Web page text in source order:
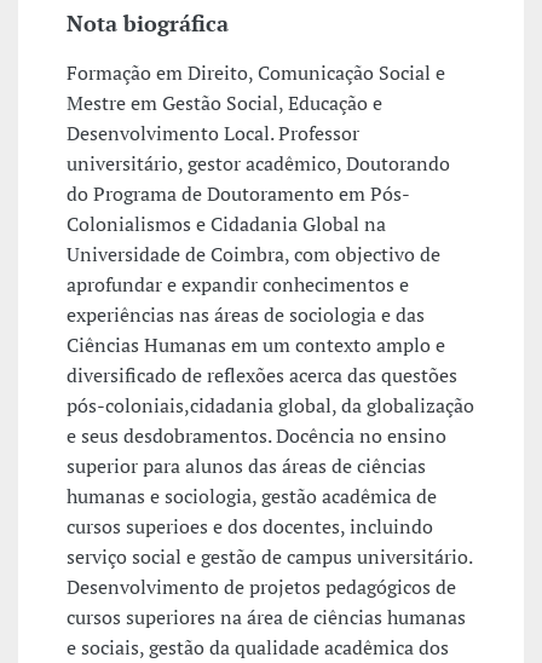
Nota biográfica
Formação em Direito, Comunicação Social e
Mestre em Gestão Social, Educação e
Desenvolvimento Local. Professor
universitário, gestor acadêmico, Doutorando
do Programa de Doutoramento em Pós-
Colonialismos e Cidadania Global na
Universidade de Coimbra, com objectivo de
aprofundar e expandir conhecimentos e
experiências nas áreas de sociologia e das
Ciências Humanas em um contexto amplo e
diversificado de reflexões acerca das questões
pós-coloniais,cidadania global, da globalização
e seus desdobramentos. Docência no ensino
superior para alunos das áreas de ciências
humanas e sociologia, gestão acadêmica de
cursos superioes e dos docentes, incluindo
serviço social e gestão de campus universitário.
Desenvolvimento de projetos pedagógicos de
cursos superiores na área de ciências humanas
e sociais, gestão da qualidade acadêmica dos